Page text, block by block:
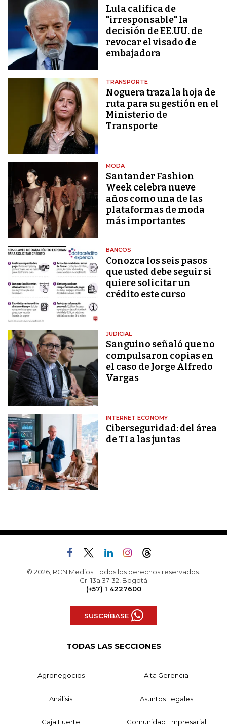
Lula califica de
"irresponsable" la
decisión de EE.UU. de
revocar el visado de
embajadora
TRANSPORTE
Noguera traza la hoja de
ruta para su gestión en el
Ministerio de
Transporte
MODA
Santander Fashion
Week celebra nueve
años como una de las
plataformas de moda
más importantes
BANCOS
Conozca los seis pasos
que usted debe seguir si
quiere solicitar un
crédito este curso
JUDICIAL
Sanguino señaló que no
compulsaron copias en
el caso de Jorge Alfredo
Vargas
INTERNET ECONOMY
Ciberseguridad: del área
de TI a las juntas
© 2026, RCN Medios. Todos los derechos reservados.
Cr. 13a 37-32, Bogotá
(+57) 1 4227600
SUSCRÍBASE
TODAS LAS SECCIONES
Agronegocios Alta Gerencia
Análisis Asuntos Legales
Caja Fuerte Comunidad Empresarial